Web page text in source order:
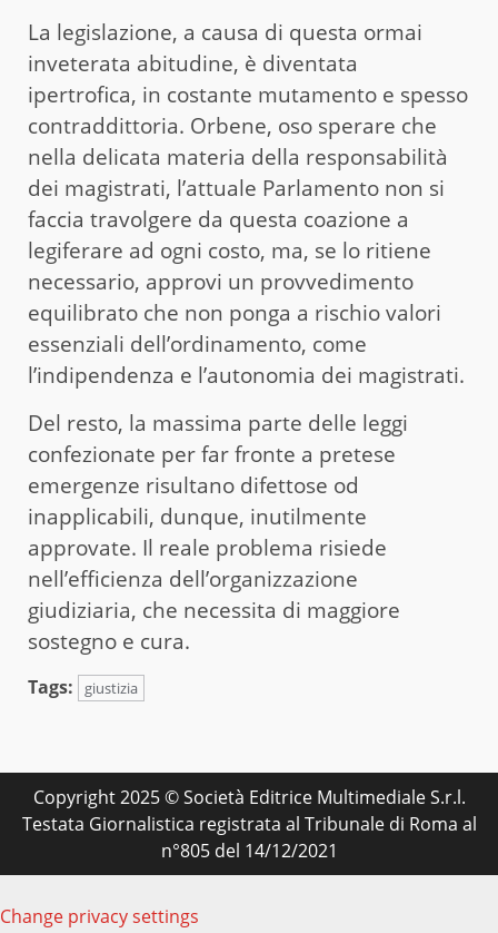
La legislazione, a causa di questa ormai
inveterata abitudine, è diventata
ipertrofica, in costante mutamento e spesso
contraddittoria. Orbene, oso sperare che
nella delicata materia della responsabilità
dei magistrati, l’attuale Parlamento non si
faccia travolgere da questa coazione a
legiferare ad ogni costo, ma, se lo ritiene
necessario, approvi un provvedimento
equilibrato che non ponga a rischio valori
essenziali dell’ordinamento, come
l’indipendenza e l’autonomia dei magistrati.
Del resto, la massima parte delle leggi
confezionate per far fronte a pretese
emergenze risultano difettose od
inapplicabili, dunque, inutilmente
approvate. Il reale problema risiede
nell’efficienza dell’organizzazione
giudiziaria, che necessita di maggiore
sostegno e cura.
Tags: giustizia
Copyright 2025 © Società Editrice Multimediale S.r.l.
Testata Giornalistica registrata al Tribunale di Roma al
n°805 del 14/12/2021
Change privacy settings